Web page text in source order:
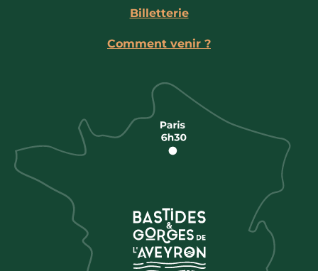
Billetterie
Comment venir ?